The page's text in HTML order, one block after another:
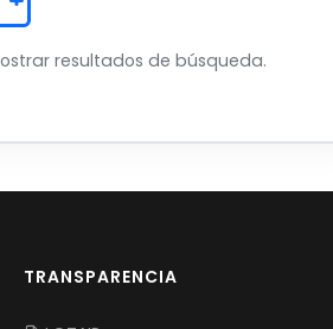
resultados de búsqueda.
TRANSPARENCIA